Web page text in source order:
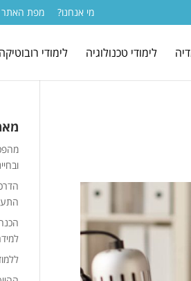
מי אנחנו? מפת האתר
לימודי טכנולוגיה לימודי רובוטיקה